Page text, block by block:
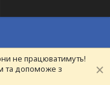
не працюватимуть!
та допоможе з